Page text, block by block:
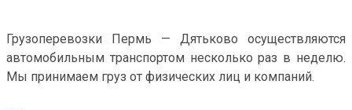
Грузоперевозки Пермь — Дятьково осуществляются
автомобильным транспортом несколько раз в неделю.
Мы принимаем груз от физических лиц и компаний.